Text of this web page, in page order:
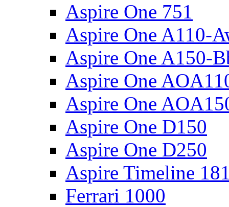
Aspire One 751
Aspire One A110-
Aspire One A150-
Aspire One
Aspire One
Aspire One D150
Aspire One D250
Aspire Timeline
Ferrari 1000